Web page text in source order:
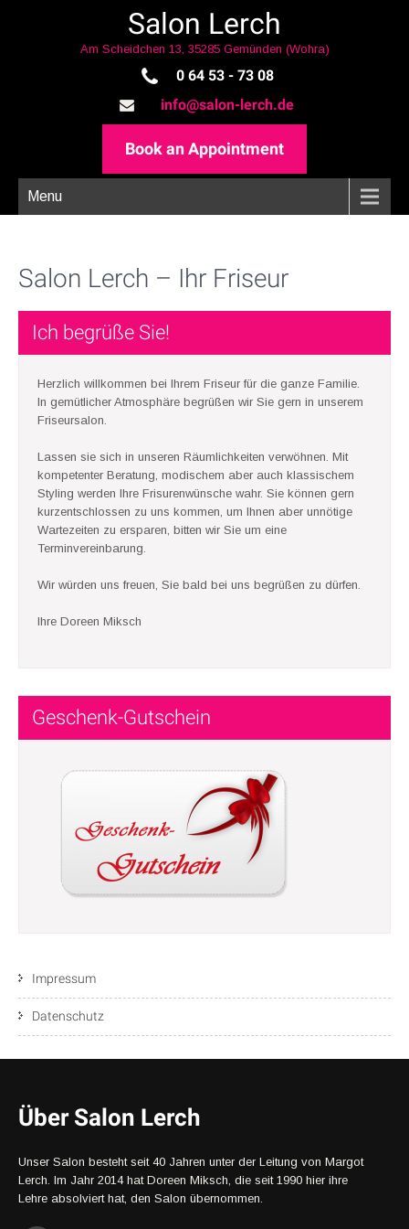
Salon Lerch
Am Scheidchen 13, 35285 Gemünden (Wohra)
0 64 53 - 73 08
info@salon-lerch.de
Book an Appointment
Menu
Salon Lerch – Ihr Friseur
Ich begrüße Sie!
Herzlich willkommen bei Ihrem Friseur für die ganze Familie.
In gemütlicher Atmosphäre begrüßen wir Sie gern in unserem
Friseursalon.
Lassen sie sich in unseren Räumlichkeiten verwöhnen. Mit
kompetenter Beratung, modischem aber auch klassischem
Styling werden Ihre Frisurenwünsche wahr. Sie können gern
kurzentschlossen zu uns kommen, um Ihnen aber unnötige
Wartezeiten zu ersparen, bitten wir Sie um eine
Terminvereinbarung.
Wir würden uns freuen, Sie bald bei uns begrüßen zu dürfen.
Ihre Doreen Miksch
Geschenk-Gutschein
Impressum
Datenschutz
Über Salon Lerch
Unser Salon besteht seit 40 Jahren unter der Leitung von Margot
Lerch. Im Jahr 2014 hat Doreen Miksch, die seit 1990 hier ihre
Lehre absolviert hat, den Salon übernommen.